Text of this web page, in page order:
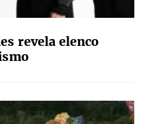
revela elenco